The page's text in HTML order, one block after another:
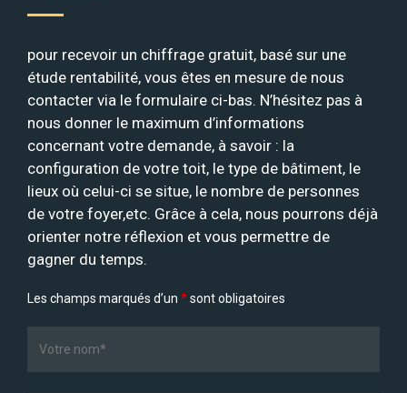
pour recevoir un chiffrage gratuit, basé sur une
étude rentabilité, vous êtes en mesure de nous
contacter via le formulaire ci-bas. N’hésitez pas à
nous donner le maximum d’informations
concernant votre demande, à savoir : la
configuration de votre toit, le type de bâtiment, le
lieux où celui-ci se situe, le nombre de personnes
de votre foyer,etc. Grâce à cela, nous pourrons déjà
orienter notre réflexion et vous permettre de
gagner du temps.
Les champs marqués d’un *sont obligatoires